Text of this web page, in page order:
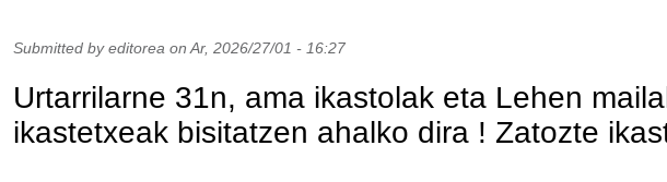
Submitted by editorea onAr, 2026/27/01 - 16:27
Urtarrilarne 31n, ama ikastolak eta Lehen
ikastetxeak bisitatzen ahalko dira ! Zatozte